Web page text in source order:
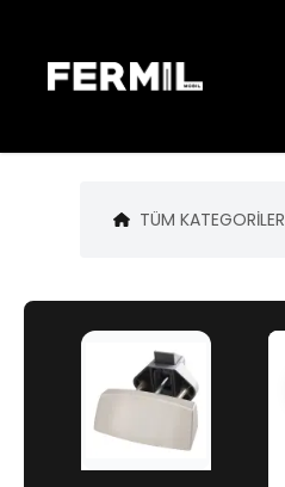
TÜM KATEGORILER